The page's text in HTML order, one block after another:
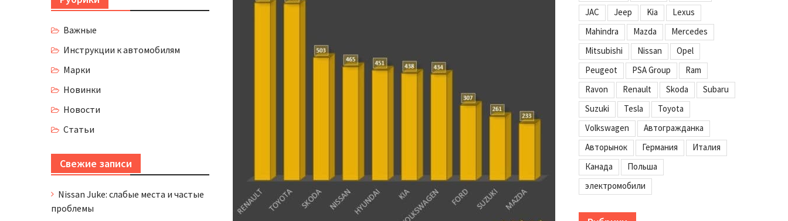
JAC
Jeep Kia
Lexus
Mahindra
Mazda
Mercedes
Mitsubishi
Nissan
Opel
Peugeot
PSA Group
Ram
Ravon
Renault Skoda
Subaru
Suzuki
Tesla
Toyota
Volkswagen
Автогражданка
Авторынок
Германия
Италия
Канада
Польша
электромобили
Важные
Инструкции к автомобилям
Марки
Новинки
Новости
Статьи
Свежие записи
Nissan Juke: слабые места и частые
проблемы